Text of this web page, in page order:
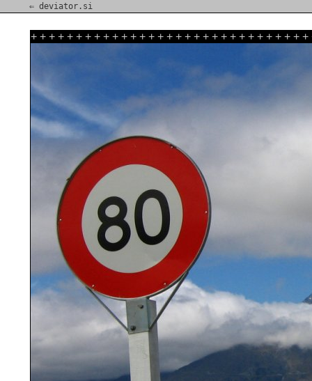
⇐ deviator.si
+ + + + + + + + + + + + + + + + + + + + + + + + + + + + + + +